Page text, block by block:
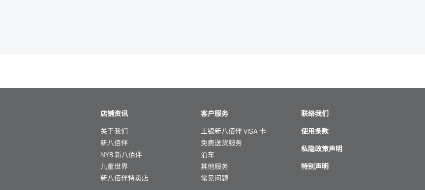
店铺资讯
关于我们
新八佰伴
NY8 新八佰伴
儿童世界
新八佰伴特卖店
客户服务
工银新八佰伴 VISA 卡
免费送货服务
泊车
其他服务
常见问题
联络我们
使用条款
私隐政策声明
特别声明